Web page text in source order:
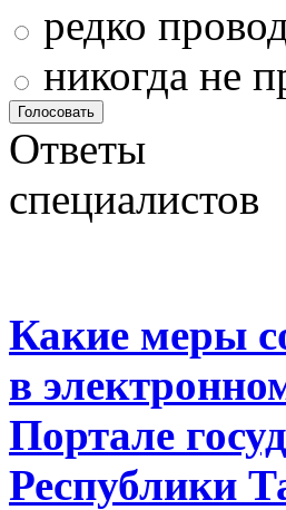
редко
никогда не
Ответы
специалистов
Какие меры
в
Портале
Республики